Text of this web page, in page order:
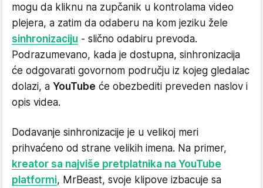
mogu da kliknu na zupčanik u kontrolama video
plejera, a zatim da odaberu na kom jeziku žele
sinhronizaciju - slično odabiru prevoda.
Podrazumevano, kada je dostupna, sinhronizacija
će odgovarati govornom području iz kojeg gledalac
dolazi, a YouTube će obezbediti preveden naslov i
opis videa.
Dodavanje sinhronizacije je u velikoj meri
prihvaćeno od strane velikih imena. Na primer,
kreator sa najviše pretplatnika na YouTube
platformi, MrBeast, svoje klipove izbacuje sa